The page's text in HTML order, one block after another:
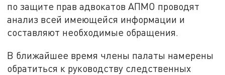
по защите прав адвокатов АПМО проводят
анализ всей имеющейся информации и
составляют необходимые обращения.
В ближайшее время члены палаты намерены
обратиться к руководству следственных